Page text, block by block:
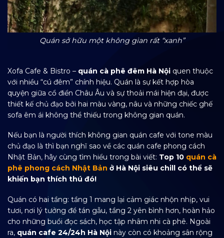
Quán sở hữu một không gian rất “xanh”
Xofa Cafe & Bistro – quán cà phê đêm Hà Nội quen thuộc
với nhiều “cú đêm” chính hiệu. Quán là sự kết hợp hòa
quyện giữa cổ điển Châu Âu và sự thoải mái hiện đại, được
thiết kế chủ đạo bởi hai màu vàng, nâu và những chiếc ghế
sofa êm ái không thể thiếu trong không gian quán.
Nếu bạn là người thích không gian quán cafe với tone màu
chủ đạo là thì bạn nghĩ sao về các quán cafe phong cách
Nhật Bản, hãy cùng tìm hiểu trong bài viết: Top 10 quán cà
phê phong cách Nhật Bản ở Hà Nội siêu chill có thể sẽ
khiến bạn thích thú đó!
Quán có hai tầng: tầng 1 mang lại cảm giác nhộn nhịp, vui
tươi, nơi lý tưởng để tán gẫu, tầng 2 yên bình hơn, hoàn hảo
cho những buổi đọc sách, học tập nhâm nhi cà phê. Ngoài
ra, quán cafe 24/24h Hà Nội này còn có khoảng sân rộng